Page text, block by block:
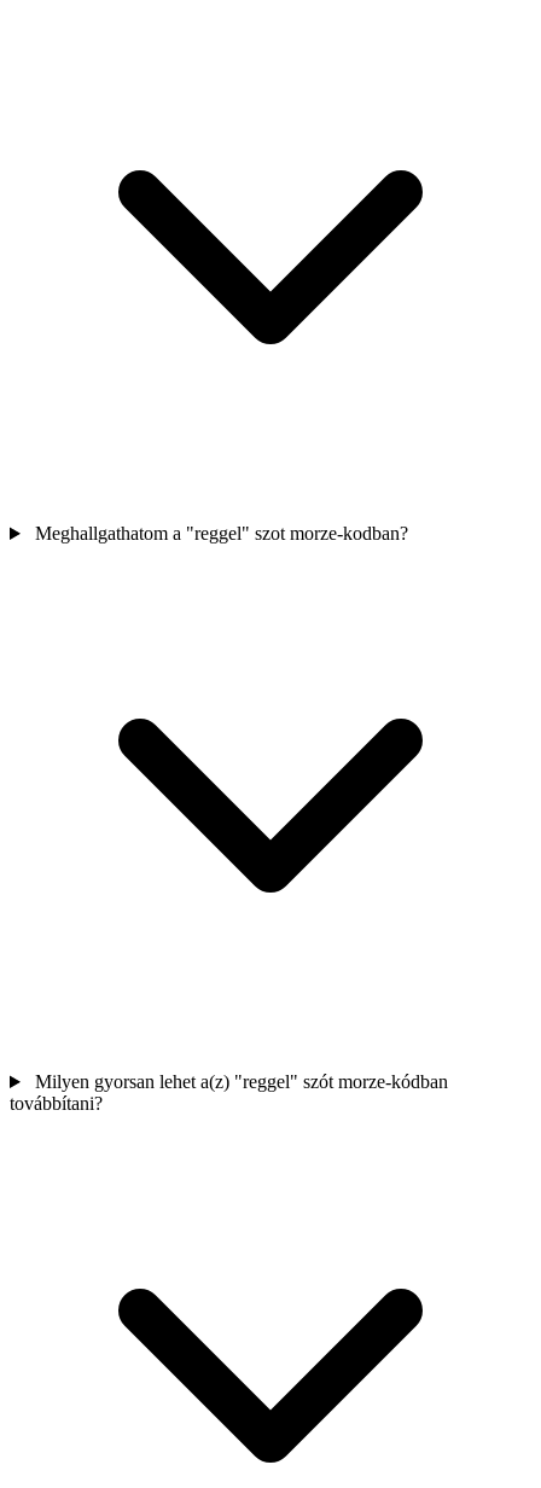
Meghallgathatom a "reggel" szot morze-kodban?
Milyen gyorsan lehet a(z) "reggel" szót morze-kódban
továbbítani?